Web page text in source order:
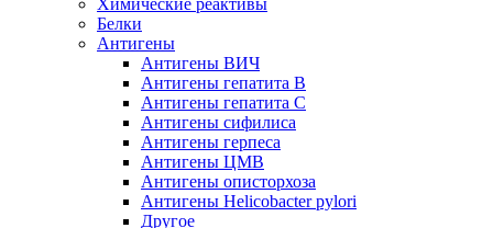
Белки
Антигены
Антигены ВИЧ
Антигены гепатита B
Антигены гепатита C
Антигены сифилиса
Антигены герпеса
Антигены ЦМВ
Антигены описторхоза
Антигены Helicobacter pylori
Другое